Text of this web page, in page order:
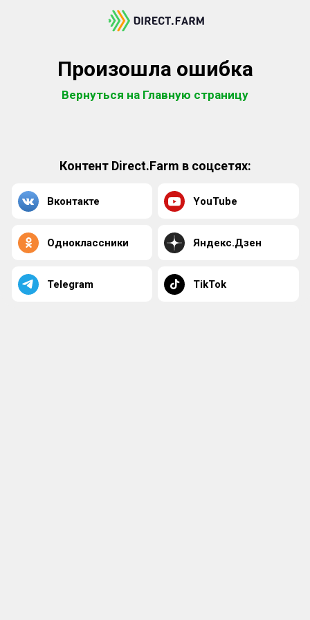
Произошла ошибка
Вернуться на Главную страницу
Контент Direct.Farm в соцсетях:
Вконтакте YouTube
Одноклассники Яндекс.Дзен
Telegram TikTok